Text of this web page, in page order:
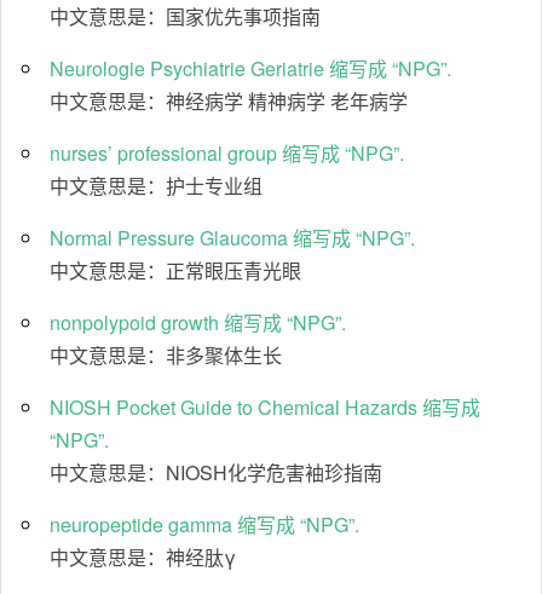
中文意思是：国家优先事项指南
Neurologie Psychiatrie Geriatrie 缩写成 “NPG”.
中文意思是：神经病学 精神病学 老年病学
nurses’ professional group 缩写成 “NPG”.
中文意思是：护士专业组
Normal Pressure Glaucoma 缩写成 “NPG”.
中文意思是：正常眼压青光眼
nonpolypoid growth 缩写成 “NPG”.
中文意思是：非多聚体生长
NIOSH Pocket Guide to Chemical Hazards 缩写成
“NPG”.
中文意思是：NIOSH化学危害袖珍指南
neuropeptide gamma 缩写成 “NPG”.
中文意思是：神经肽γ